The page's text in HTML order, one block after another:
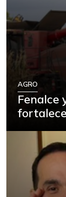
AGRO
Fenalce